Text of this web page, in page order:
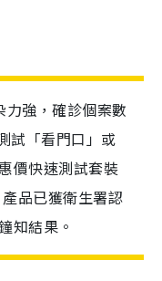
強，確診個案數
試「看門口」或
價快速測試套裝
品已獲衛生署認
知結果。